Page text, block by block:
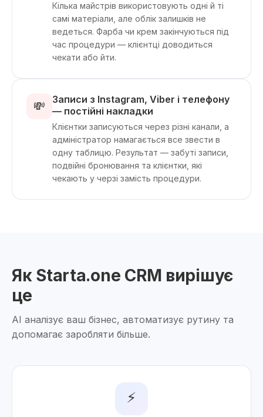
Кілька майстрів використовують одні й ті
самі матеріали, але облік залишків не
ведеться. Фарба чи крем закінчуються під
час процедури — клієнтці доводиться
чекати або йти.
💸
Записи з Instagram, Viber і телефону
— постійні накладки
Клієнтки записуються через різні канали, а
адміністратор намагається все звести в
одну таблицю. Результат — забуті записи,
подвійні бронювання та клієнтки, які
чекають у черзі замість процедури.
Як Starta.one CRM вирішує
це
AI аналізує ваш бізнес, автоматизує рутину та
допомагає заробляти більше.
⚡